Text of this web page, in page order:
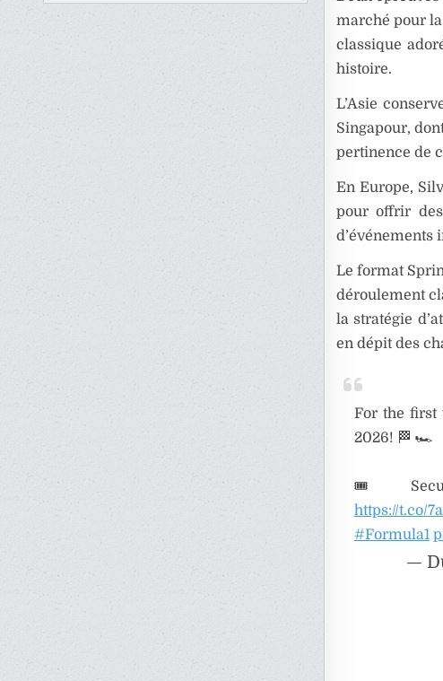
marché pour
classique
histoire.
L’Asie
Singapour,
pertinence de
En Europe,
pour offrir des
d’événements
Le format
déroulement
la stratégie
en dépit des
For the first
2026! 🏁 🏎️
🎟️
https://t.co/
#Formula1
—